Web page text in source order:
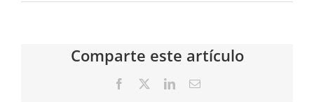
Comparte este artículo
Facebook LinkedInCorreo